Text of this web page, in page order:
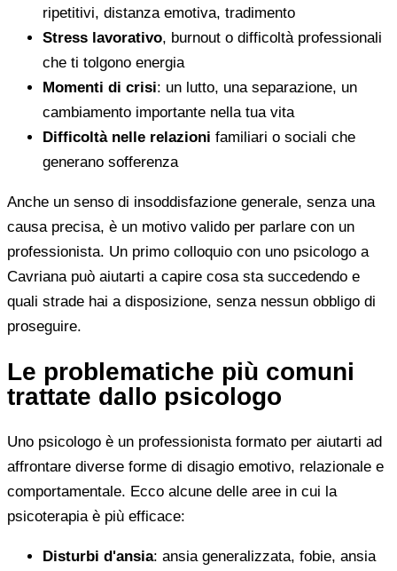
ripetitivi, distanza emotiva, tradimento
Stress lavorativo, burnout o difficoltà professionali
che ti tolgono energia
Momenti di crisi: un lutto, una separazione, un
cambiamento importante nella tua vita
Difficoltà nelle relazioni familiari o sociali che
generano sofferenza
Anche un senso di insoddisfazione generale, senza una
causa precisa, è un motivo valido per parlare con un
professionista. Un primo colloquio con uno psicologo a
Cavriana può aiutarti a capire cosa sta succedendo e
quali strade hai a disposizione, senza nessun obbligo di
proseguire.
Le problematiche più comuni
trattate dallo psicologo
Uno psicologo è un professionista formato per aiutarti ad
affrontare diverse forme di disagio emotivo, relazionale e
comportamentale. Ecco alcune delle aree in cui la
psicoterapia è più efficace:
Disturbi d'ansia: ansia generalizzata, fobie, ansia